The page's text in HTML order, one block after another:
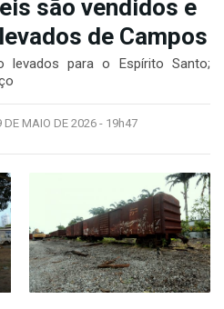
são vendidos e
de Campos
levados para o Espírito Santo;
DE MAIO DE 2026 - 19h47